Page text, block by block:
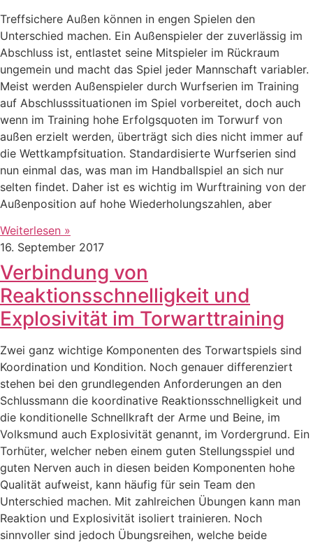
Treffsichere Außen können in engen Spielen den
Unterschied machen. Ein Außenspieler der zuverlässig im
Abschluss ist, entlastet seine Mitspieler im Rückraum
ungemein und macht das Spiel jeder Mannschaft variabler.
Meist werden Außenspieler durch Wurfserien im Training
auf Abschlusssituationen im Spiel vorbereitet, doch auch
wenn im Training hohe Erfolgsquoten im Torwurf von
außen erzielt werden, überträgt sich dies nicht immer auf
die Wettkampfsituation. Standardisierte Wurfserien sind
nun einmal das, was man im Handballspiel an sich nur
selten findet. Daher ist es wichtig im Wurftraining von der
Außenposition auf hohe Wiederholungszahlen, aber
Weiterlesen »
16. September 2017
Verbindung von
Reaktionsschnelligkeit und
Explosivität im Torwarttraining
Zwei ganz wichtige Komponenten des Torwartspiels sind
Koordination und Kondition. Noch genauer differenziert
stehen bei den grundlegenden Anforderungen an den
Schlussmann die koordinative Reaktionsschnelligkeit und
die konditionelle Schnellkraft der Arme und Beine, im
Volksmund auch Explosivität genannt, im Vordergrund. Ein
Torhüter, welcher neben einem guten Stellungsspiel und
guten Nerven auch in diesen beiden Komponenten hohe
Qualität aufweist, kann häufig für sein Team den
Unterschied machen. Mit zahlreichen Übungen kann man
Reaktion und Explosivität isoliert trainieren. Noch
sinnvoller sind jedoch Übungsreihen, welche beide